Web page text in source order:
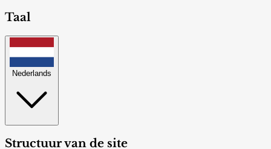
Taal
Nederlands
Structuur van de site